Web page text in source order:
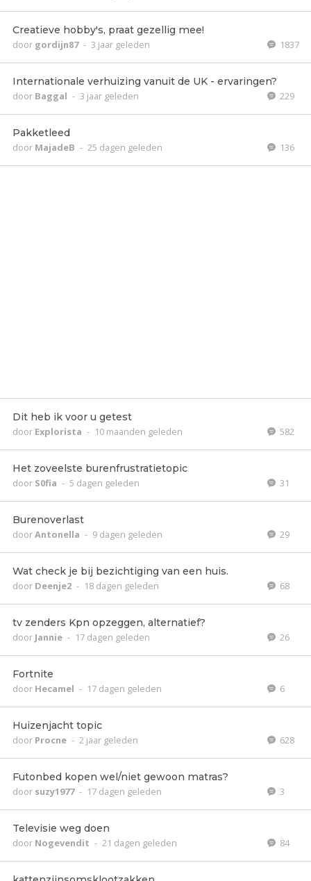
Creatieve hobby's, praat gezellig mee!
door gordijn87 - 3 jaar geleden 1837
Internationale verhuizing vanuit de UK - ervaringen?
door Baggal - 3 jaar geleden 229
Pakketleed
door MajadeB - 25 dagen geleden 136
Dit heb ik voor u getest
door Explorista - 10 maanden geleden 582
Het zoveelste burenfrustratietopic
door S0fia - 5 dagen geleden 31
Burenoverlast
doorAntonella - 9 dagen geleden 29
Wat check je bij bezichtiging van een huis.
door Deenje2 - 18 dagen geleden 68
tv zenders Kpn opzeggen, alternatief?
door Jannie - 17 dagen geleden 26
Fortnite
door Hecamel - 17 dagen geleden 6
Huizenjacht topic
door Procne - 2 jaar geleden 628
Futonbed kopen wel/niet gewoon matras?
door suzy1977 - 17 dagen geleden 3
Televisie weg doen
door Nogevendit - 21 dagen geleden 84